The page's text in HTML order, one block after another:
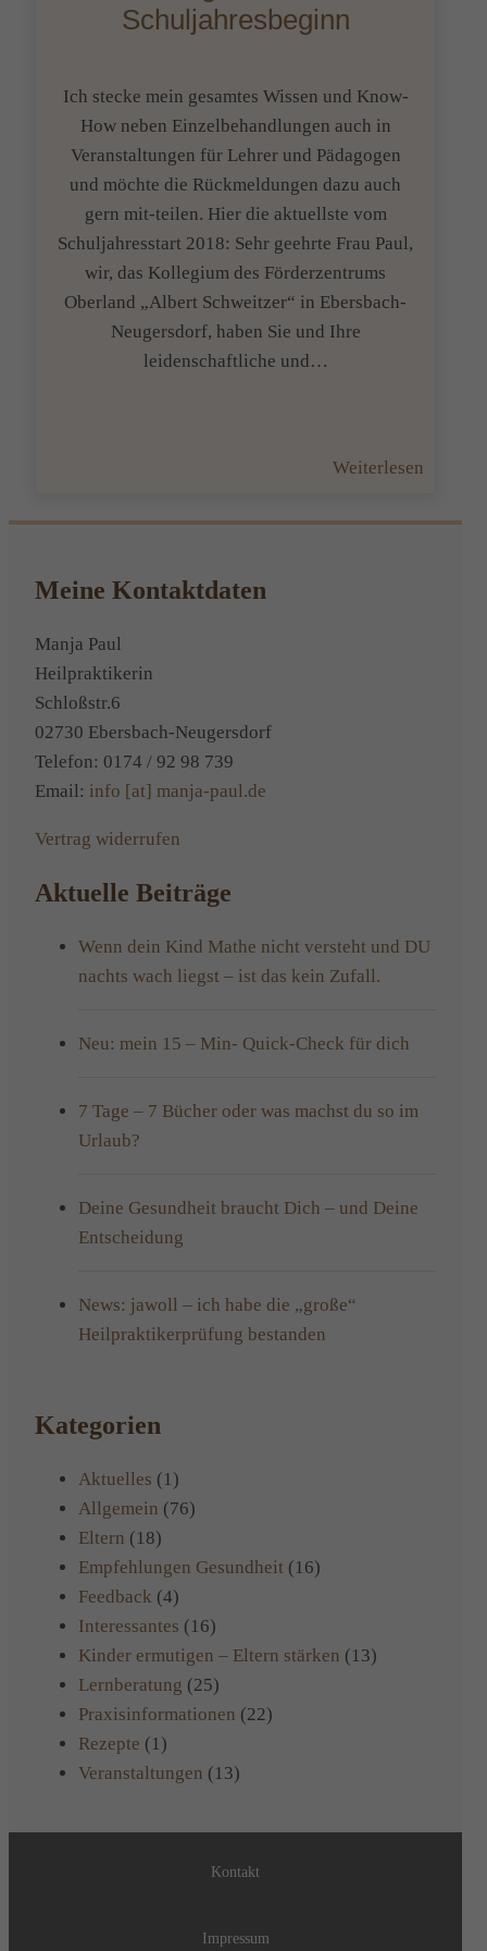
Schuljahresbeginn
Ich stecke mein gesamtes Wissen und Know-
How neben Einzelbehandlungen auch in
Veranstaltungen für Lehrer und Pädagogen
und möchte die Rückmeldungen dazu auch
gern mit-teilen. Hier die aktuellste vom
Schuljahresstart 2018: Sehr geehrte Frau Paul,
wir, das Kollegium des Förderzentrums
Oberland „Albert Schweitzer“ in Ebersbach-
Neugersdorf, haben Sie und Ihre
leidenschaftliche und…
Weiterlesen
Mensch
Meine Kontaktdaten
Manja Paul
Heilpraktikerin
Schloßstr.6
02730 Ebersbach-Neugersdorf
Telefon: 0174 / 92 98 739
Email: info [at] manja-paul.de
Vertrag widerrufen
Aktuelle Beiträge
Wenn dein Kind Mathe nicht versteht und DU
nachts wach liegst – ist das kein Zufall.
Neu: mein 15 – Min- Quick-Check für dich
7 Tage – 7 Bücher oder was machst du so im
Urlaub?
Deine Gesundheit braucht Dich – und Deine
Entscheidung
News: jawoll – ich habe die „große“
Heilpraktikerprüfung bestanden
Kategorien
Aktuelles (1)
Allgemein (76)
Eltern (18)
Empfehlungen Gesundheit (16)
Feedback (4)
Interessantes (16)
Kinder ermutigen – Eltern stärken (13)
Lernberatung (25)
Praxisinformationen (22)
Rezepte (1)
Veranstaltungen (13)
Kontakt
Impressum